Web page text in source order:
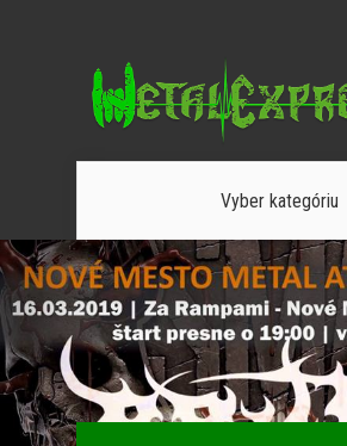
Vyber kategóriu